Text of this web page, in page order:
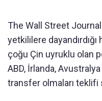
The Wall Street
yetkililere
çoğu Çin uyruklu olan
ABD, İrlanda,
transfer olmaları teklifi